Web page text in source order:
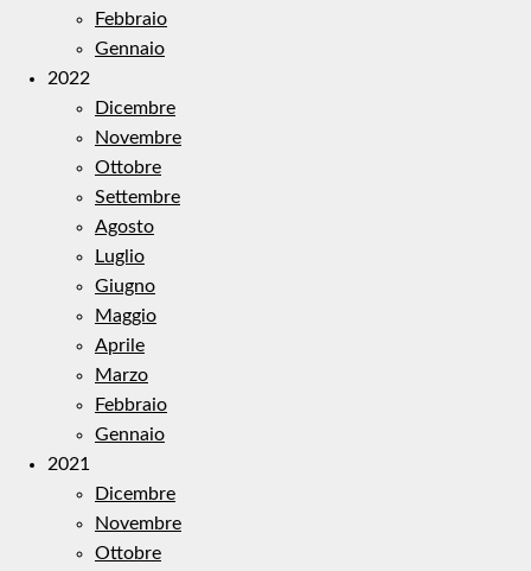
Febbraio
Gennaio
2022
Dicembre
Novembre
Ottobre
Settembre
Agosto
Luglio
Giugno
Maggio
Aprile
Marzo
Febbraio
Gennaio
2021
Dicembre
Novembre
Ottobre